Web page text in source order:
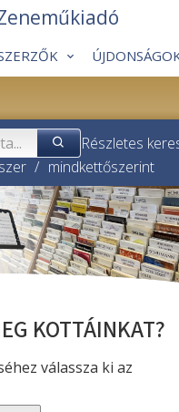
Részletes
/ mindkettőszerint
KOTTÁINKAT?
válassza ki az